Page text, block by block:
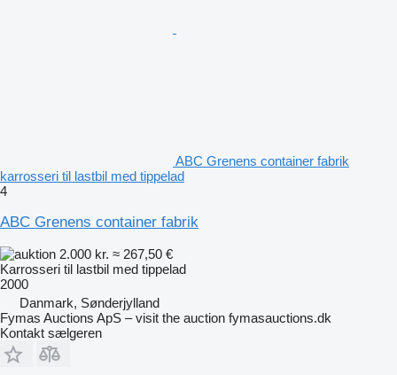
ABC Grenens container fabrik
karrosseri til lastbil med tippelad
4
ABC Grenens container fabrik
2.000 kr. ≈ 267,50 €
Karrosseri til lastbil med tippelad
2000
Danmark, Sønderjylland
Fymas Auctions ApS – visit the auction fymasauctions.dk
Kontakt sælgeren